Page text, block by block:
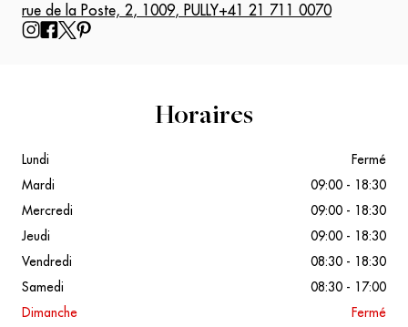
rue de la Poste, 2, 1009, PULLY+41 21 711 0070
Horaires
Lundi
Fermé
Mardi
09:00 - 18:30
Mercredi
09:00 - 18:30
Jeudi
09:00 - 18:30
Vendredi
08:30 - 18:30
Samedi
08:30 - 17:00
Dimanche
Fermé